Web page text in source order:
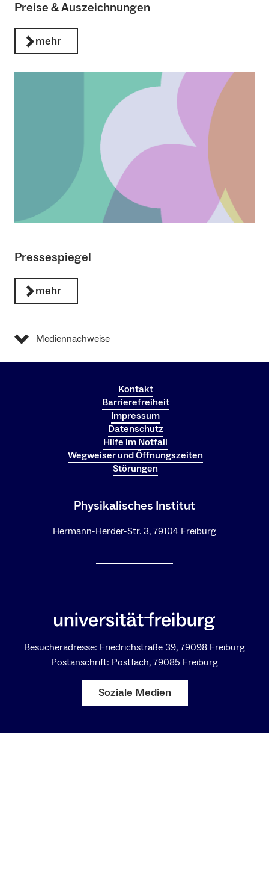
Preise & Auszeichnungen
mehr
Pressespiegel
mehr
Mediennachweise
Kontakt
Barrierefreiheit
Impressum
Datenschutz
Hilfe im Notfall
Wegweiser und Öffnungszeiten
Störungen
Physikalisches Institut
Hermann-Herder-Str. 3, 79104 Freiburg
Besucheradresse: Friedrichstraße 39, 79098 Freiburg
Postanschrift: Postfach, 79085 Freiburg
Soziale Medien